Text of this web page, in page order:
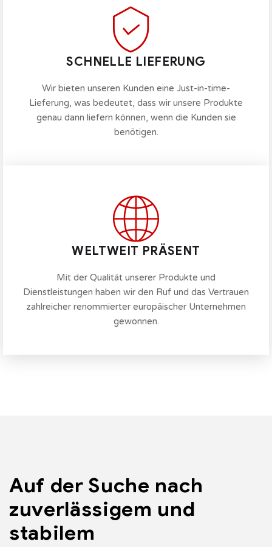
SCHNELLE LIEFERUNG
Wir bieten unseren Kunden eine Just-in-time-
Lieferung, was bedeutet, dass wir unsere Produkte
genau dann liefern können, wenn die Kunden sie
benötigen.
WELTWEIT PRÄSENT
Mit der Qualität unserer Produkte und
Dienstleistungen haben wir den Ruf und das Vertrauen
zahlreicher renommierter europäischer Unternehmen
gewonnen.
Auf der Suche nach
zuverlässigem und
stabilem